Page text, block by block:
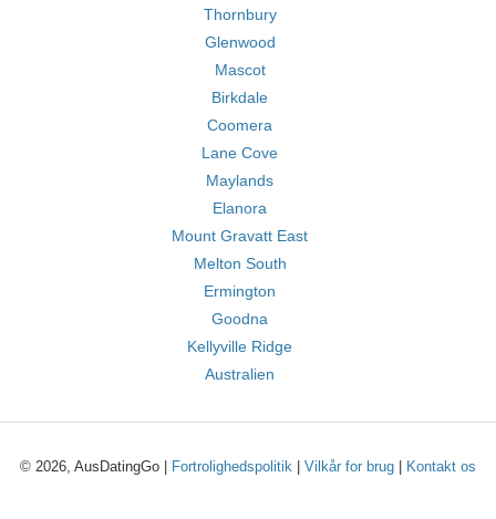
Thornbury
Glenwood
Mascot
Birkdale
Coomera
Lane Cove
Maylands
Elanora
Mount Gravatt East
Melton South
Ermington
Goodna
Kellyville Ridge
Australien
© 2026, AusDatingGo | Fortrolighedspolitik Vilkår for brug Kontakt os